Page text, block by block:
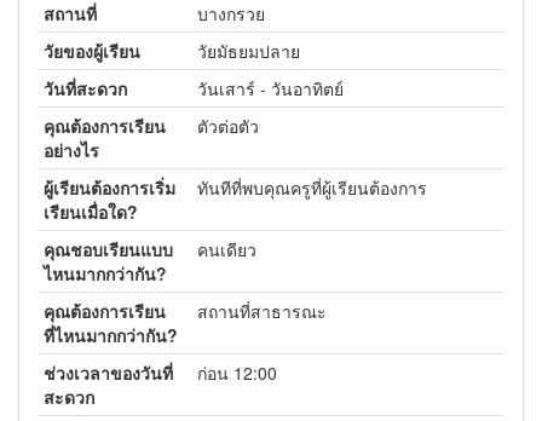
สถานที่
บางกรวย
วัยของผู้เรียน
วัยมัธยมปลาย
วันที่สะดวก
วันเสาร์ - วันอาทิตย์
คุณต้องการเรียน
อย่างไร
ตัวต่อตัว
ผู้เรียนต้องการเริ่ม
เรียนเมื่อใด?
ทันทีที่พบคุณครูที่ผู้เรียนต้องการ
คุณชอบเรียนแบบ
ไหนมากกว่ากัน?
คนเดียว
คุณต้องการเรียน
ที่ไหนมากกว่ากัน?
สถานที่สาธารณะ
ช่วงเวลาของวันที่
สะดวก
ก่อน 12:00